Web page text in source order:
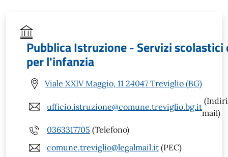
Pubblica Istruzione - Servizi scolastici
per l'infanzia
Viale XXIV Maggio, 11 24047 Treviglio (BG)
ufficio.istruzione@comune.treviglio.bg.it
mail)
0363317705 (Telefono)
comune.treviglio@legalmail.it (PEC)